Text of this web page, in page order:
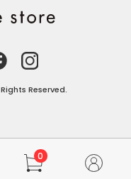
Reserved.